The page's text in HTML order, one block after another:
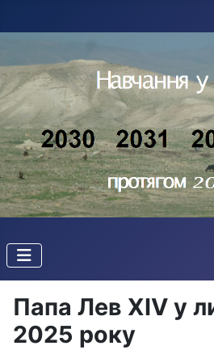
Папа Лев XIV у
2025 року